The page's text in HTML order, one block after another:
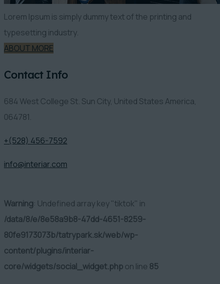
Lorem Ipsum is simply dummy text of the printing and
typesetting industry.
ABOUT MORE
Contact Info
684 West College St. Sun City, United States America,
064781.
+(528) 456-7592
info@interiar.com
Warning: Undefined array key "tiktok" in
/data/8/e/8e58a9b8-47dd-4651-8259-
80fe9173073b/tatrypark.sk/web/wp-
content/plugins/interiar-
core/widgets/social_widget.php on line 85